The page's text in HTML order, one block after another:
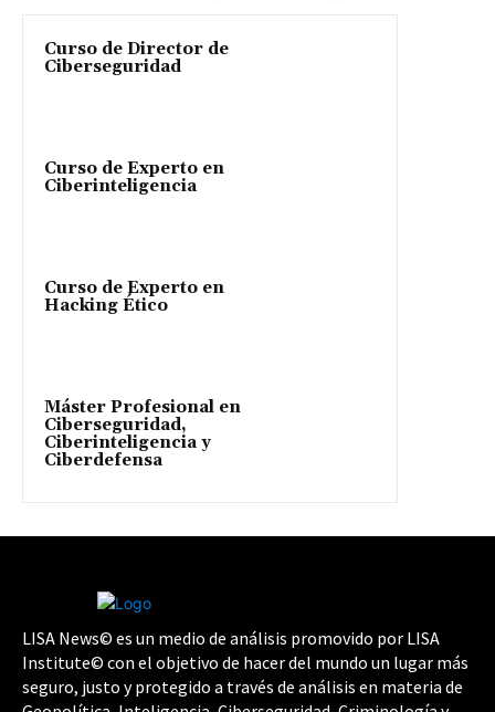
Curso de Director de
Ciberseguridad
Curso de Experto en
Ciberinteligencia
Curso de Experto en
Hacking Ético
Máster Profesional en
Ciberseguridad,
Ciberinteligencia y
Ciberdefensa
LISA News© es un medio de análisis promovido por LISA
Institute© con el objetivo de hacer del mundo un lugar más
seguro, justo y protegido a través de análisis en materia de